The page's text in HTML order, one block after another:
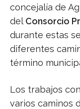
concejalía de
del Consorcio
durante estas
diferentes
término
Los trabajos
varios caminos